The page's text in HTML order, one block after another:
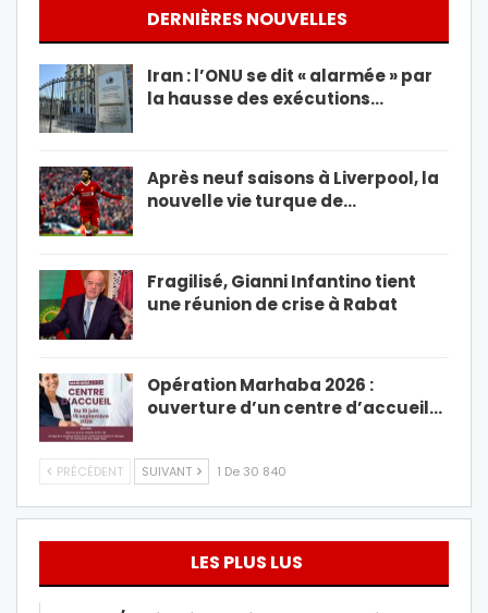
DERNIÈRES NOUVELLES
Iran : l’ONU se dit « alarmée » par
la hausse des exécutions…
Après neuf saisons à Liverpool, la
nouvelle vie turque de…
Fragilisé, Gianni Infantino tient
une réunion de crise à Rabat
Opération Marhaba 2026 :
ouverture d’un centre d’accueil…
PRÉCÉDENT SUIVANT 1 De 30 840
LES PLUS LUS